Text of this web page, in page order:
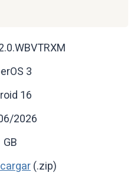
3
16
2026
GB
(.zip)